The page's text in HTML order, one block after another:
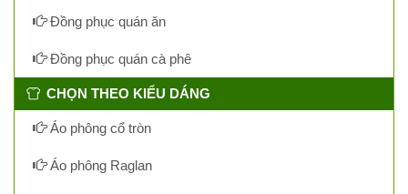
Đồng phục quán ăn
Đồng phục quán cà phê
CHỌN THEO KIỂU DÁNG
Áo phông cổ tròn
Áo phông Raglan